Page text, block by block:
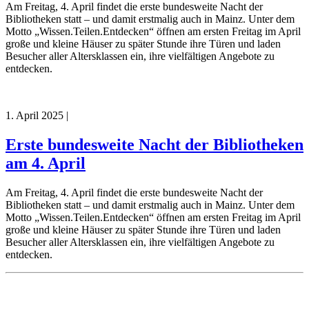
Am Freitag, 4. April findet die erste bundesweite Nacht der
Bibliotheken statt – und damit erstmalig auch in Mainz. Unter dem
Motto „Wissen.Teilen.Entdecken“ öffnen am ersten Freitag im April
große und kleine Häuser zu später Stunde ihre Türen und laden
Besucher aller Altersklassen ein, ihre vielfältigen Angebote zu
entdecken.
1. April 2025 |
Erste bundesweite Nacht der Bibliotheken
am 4. April
Am Freitag, 4. April findet die erste bundesweite Nacht der
Bibliotheken statt – und damit erstmalig auch in Mainz. Unter dem
Motto „Wissen.Teilen.Entdecken“ öffnen am ersten Freitag im April
große und kleine Häuser zu später Stunde ihre Türen und laden
Besucher aller Altersklassen ein, ihre vielfältigen Angebote zu
entdecken.